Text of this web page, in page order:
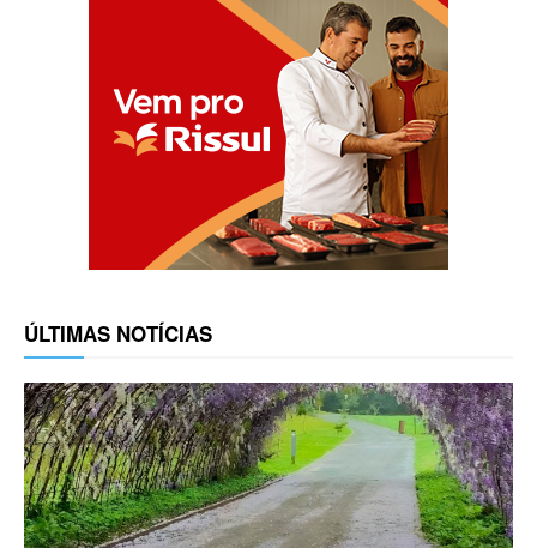
ÚLTIMAS NOTÍCIAS